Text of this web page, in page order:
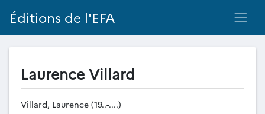
Éditions de l'EFA
Laurence Villard
Villard, Laurence (19..-....)